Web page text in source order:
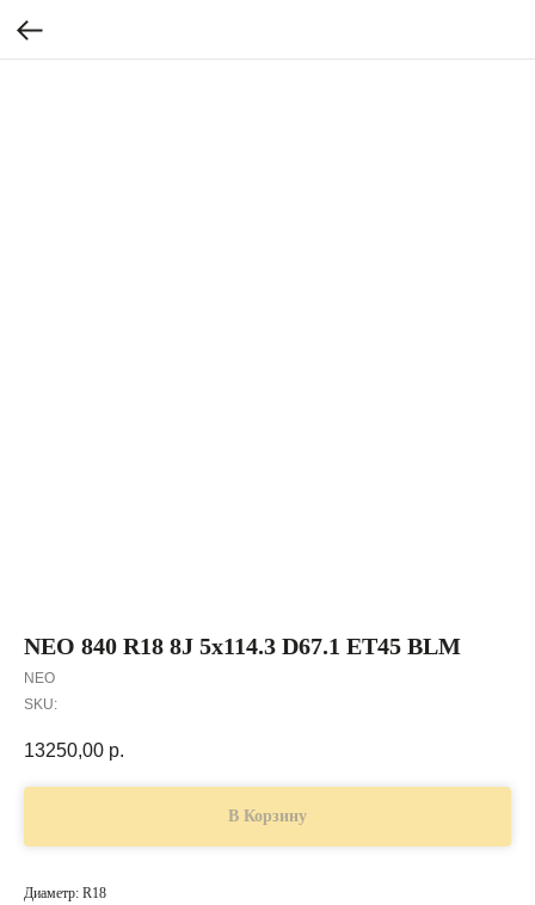
NEO 840 R18 8J 5x114.3 D67.1 ET45 BLM
NEO
SKU:
13250,00 р.
В Корзину
Диаметр: R18